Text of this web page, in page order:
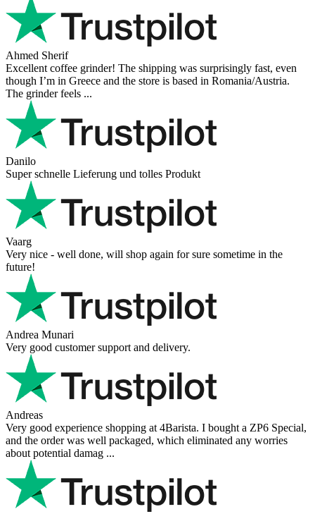
Ahmed Sherif
Excellent coffee grinder! The shipping was surprisingly fast, even
though I’m in Greece and the store is based in Romania/Austria.
The grinder feels ...
Danilo
Super schnelle Lieferung und tolles Produkt
Vaarg
Very nice - well done, will shop again for sure sometime in the
future!
Andrea Munari
Very good customer support and delivery.
Andreas
Very good experience shopping at 4Barista. I bought a ZP6 Special,
and the order was well packaged, which eliminated any worries
about potential damag ...